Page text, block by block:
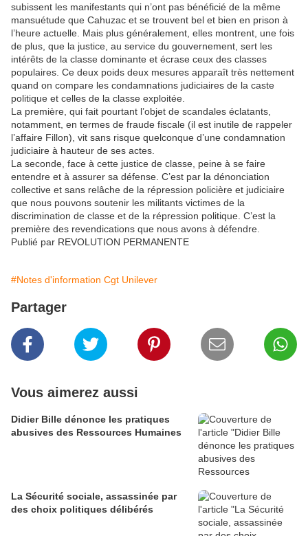
subissent les manifestants qui n’ont pas bénéficié de la même
mansuétude que Cahuzac et se trouvent bel et bien en prison à
l’heure actuelle. Mais plus généralement, elles montrent, une fois
de plus, que la justice, au service du gouvernement, sert les
intérêts de la classe dominante et écrase ceux des classes
populaires. Ce deux poids deux mesures apparaît très nettement
quand on compare les condamnations judiciaires de la caste
politique et celles de la classe exploitée.
La première, qui fait pourtant l’objet de scandales éclatants,
notamment, en termes de fraude fiscale (il est inutile de rappeler
l’affaire Fillon), vit sans risque quelconque d’une condamnation
judiciaire à hauteur de ses actes.
La seconde, face à cette justice de classe, peine à se faire
entendre et à assurer sa défense. C’est par la dénonciation
collective et sans relâche de la répression policière et judiciaire
que nous pouvons soutenir les militants victimes de la
discrimination de classe et de la répression politique. C’est la
première des revendications que nous avons à défendre.
Publié par REVOLUTION PERMANENTE
#Notes d'information Cgt Unilever
Partager
Vous aimerez aussi
Didier Bille dénonce les pratiques
abusives des Ressources Humaines
La Sécurité sociale, assassinée par
des choix politiques délibérés